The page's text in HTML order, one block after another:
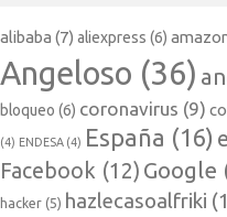
alibaba (7) aliexpress (6)
Angeloso (36)
bloqueo (6) coronavirus (9)
(4) ENDESA (4) España (16)
Facebook (12) Google
hacker (5) hazlecasoalfriki